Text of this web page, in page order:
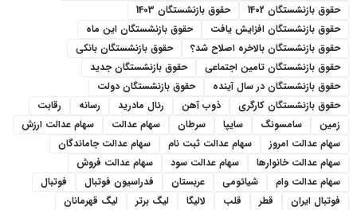
حقوق بازنشستگان 1402
حقوق بازنشستگان 1403
حقوق بازنشستگان افزایش یافت
حقوق بازنشستگان این ماه
حقوق بازنشستگان بالاخره اصلاح شد؟
حقوق بازنشستگان بانکی
حقوق بازنشستگان تامین اجتماعی
حقوق بازنشستگان جدید
حقوق بازنشستگان در سال آینده
حقوق بازنشستگان دولت
حقوق بازنشستگان کارگری
ذوب آهن رئال مادرید رسانه
رقابت
زمین
سامسونگ سایپا سرطان سهام عدالت
سهام عدالت ارزش
سهام عدالت امروز
سهام عدالت ثبت نام
سهام عدالت جاماندگان
سهام عدالت خانوارها
سهام عدالت سود
سهام عدالت فروش
سهام عدالت وام
شیائومی عربستان فدراسیون فوتبال
فوتبال
فوتبال ایران
قطر قلب لالیگا لیگ برتر
لیگ قهرمانان